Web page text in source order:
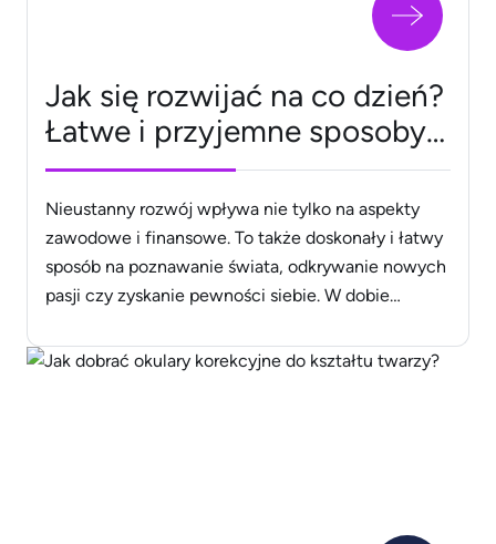
Jak się rozwijać na co dzień?
Łatwe i przyjemne sposoby
na zdobywanie nowej
wiedzy
Nieustanny rozwój wpływa nie tylko na aspekty
zawodowe i finansowe. To także doskonały i łatwy
sposób na poznawanie świata, odkrywanie nowych
pasji czy zyskanie pewności siebie. W dobie
się rozwijać. W świecie online znajdziesz wszystko,